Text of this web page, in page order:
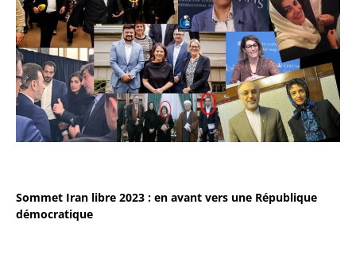
Sommet Iran libre 2023 : en avant vers une République
démocratique